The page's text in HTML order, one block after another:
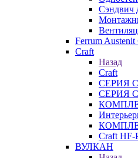
Сэндвич
Ferrum Austenit
Craft
Назад
Craft
СЕРИЯ
СЕРИЯ
Craft HF-
ВУЛКАН